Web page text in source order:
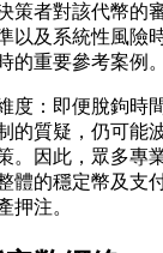
策者對該代幣的
以及系統性風險
的重要參考案例。
度：即便脫鉤時
的質疑，仍可能
。因此，眾多專
體的穩定幣及支
押注。